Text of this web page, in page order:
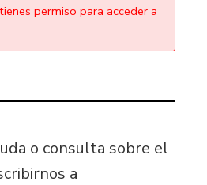
permiso para acceder a
o consulta sobre el
a